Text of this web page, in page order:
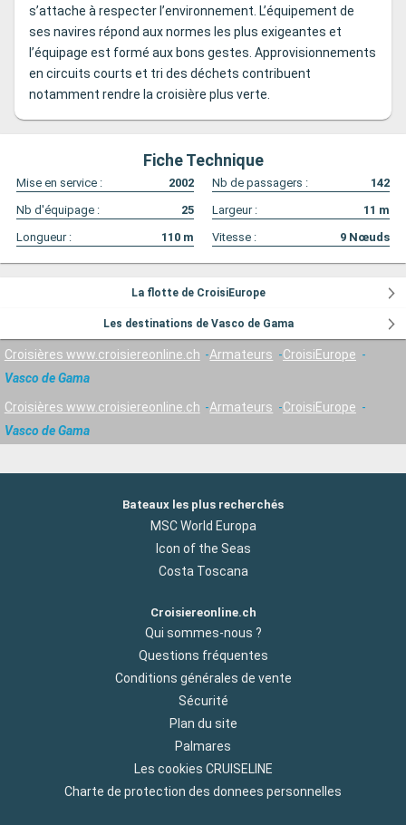
s’attache à respecter l’environnement. L’équipement de
ses navires répond aux normes les plus exigeantes et
l’équipage est formé aux bons gestes. Approvisionnements
en circuits courts et tri des déchets contribuent
notamment rendre la croisière plus verte.
Fiche Technique
Mise en service : 2002 Nb de passagers :
142
Nb d'équipage :
25 Largeur : 11 m
Longueur :
110 m Vitesse : 9 Nœuds
La flotte de CroisiEurope
Les destinations de Vasco de Gama
Croisières www.croisiereonline.ch Armateurs
CroisiEurope
Vasco de Gama
Croisières www.croisiereonline.ch Armateurs
CroisiEurope
Vasco de Gama
Bateaux les plus recherchés
MSC World Europa
Icon of the Seas
Costa Toscana
Croisiereonline.ch
Qui sommes-nous ?
Questions fréquentes
Conditions générales de vente
Sécurité
Plan du site
Palmares
Les cookies CRUISELINE
Charte de protection des donnees personnelles